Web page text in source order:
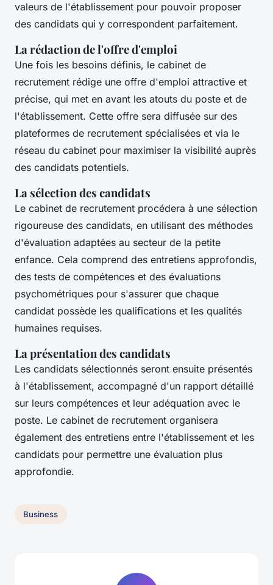
valeurs de l'établissement pour pouvoir proposer
des candidats qui y correspondent parfaitement.
La rédaction de l'offre d'emploi
Une fois les besoins définis, le cabinet de
recrutement rédige une offre d'emploi attractive et
précise, qui met en avant les atouts du poste et de
l'établissement. Cette offre sera diffusée sur des
plateformes de recrutement spécialisées et via le
réseau du cabinet pour maximiser la visibilité auprès
des candidats potentiels.
La sélection des candidats
Le cabinet de recrutement procédera à une sélection
rigoureuse des candidats, en utilisant des méthodes
d'évaluation adaptées au secteur de la petite
enfance. Cela comprend des entretiens approfondis,
des tests de compétences et des évaluations
psychométriques pour s'assurer que chaque
candidat possède les qualifications et les qualités
humaines requises.
La présentation des candidats
Les candidats sélectionnés seront ensuite présentés
à l'établissement, accompagné d'un rapport détaillé
sur leurs compétences et leur adéquation avec le
poste. Le cabinet de recrutement organisera
également des entretiens entre l'établissement et les
candidats pour permettre une évaluation plus
approfondie.
Business